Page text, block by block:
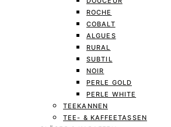
ROCHE
COBALT
ALGUES
RURAL
SUBTIL
NOIR
PERLE GOLD
PERLE WHITE
TEEKANNEN
TEE- & KAFFEETASSEN